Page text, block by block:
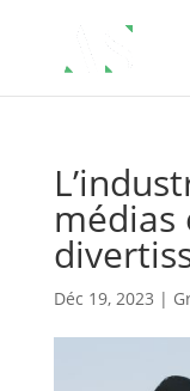
médias
Déc 19, 2023 |